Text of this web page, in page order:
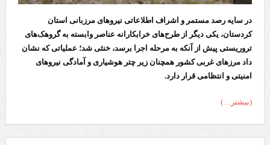
در سایه رصد مستمر و اشراف اطلاعاتی نیرو‌های مرزبانی استان
کردستان، یکی دیگر از طرح‌های خرابکارانه عناصر وابسته به گروهک‌های
تروریستی پیش از آنکه به مرحله اجرا برسد، خنثی شد؛ عملیاتی که نشان
داد مرز‌های غربی کشور همچنان زیر چتر هوشیاری و آمادگی نیرو‌های
امنیتی و انتظامی قرار دارد.
(بیشتر…)